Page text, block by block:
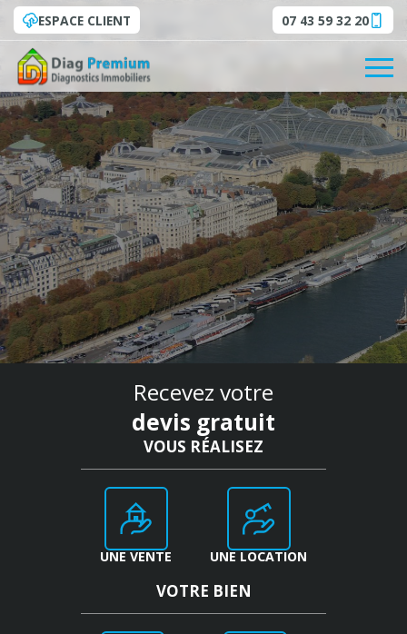
ESPACE CLIENT 07 43 59 32 20
Recevez votre
devis gratuit
VOUS RÉALISEZ
UNE VENTE UNE LOCATION
VOTRE BIEN